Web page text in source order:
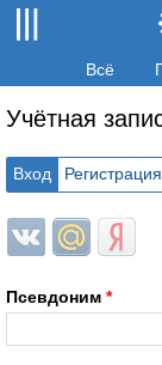
Всё
Учётная
Вход Регистрация
Login with ВКонтакте
Login withLogin
Псевдоним *